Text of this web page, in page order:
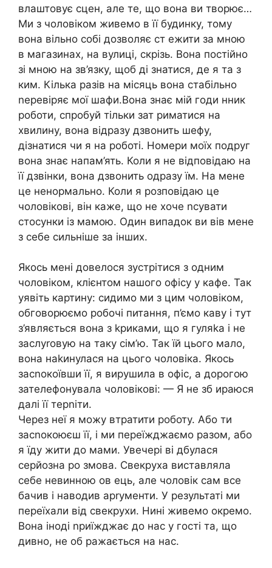
влаштовує сцен, але те, що вона ви творює…
Ми з чоловіком живемо в її будинку, тому
вона вільно собі дозволяє ст ежити за мною
в магазинах, на вулиці, скрізь. Вона постійно
зі мною на зв’язку, щоб ді знатися, де я та з
ким. Кілька разів на місяць вона стабільно
nеревіряє мої шафи.Вона знає мій годи нник
роботи, спробуй тільки зат риматися на
хвилину, вона відразу дзвонить шефу,
дізнатися чи я на роботі. Номери моїх подруг
вона знає напам’ять. Коли я не відповідаю на
її дзвінки, вона дзвонить одразу їм. На мене
це ненормально. Коли я розповідаю це
чоловікові, він каже, що не хоче nсувати
стосунки із мамою. Один випадок ви вів мене
з себе сильніше за інших.
Якось мені довелося зустрітися з одним
чоловіком, клієнтом нашого офісу у кафе. Так
уявіть картину: сидимо ми з цим чоловіком,
обговорюємо робочі питання, п’ємо каву і тут
з’являється вона з kриками, що я гуляkа і не
заслуrовую на таку сім’ю. Так їй цього мало,
вона наkинулася на цього чоловіка. Якось
засnокоївши її, я вирушила в офіс, а дорогою
зателефонувала чоловікові: — Я не зб ираюся
далі її терnіти.
Через неї я можу втратити роботу. Або ти
засnокоюєш її, і ми переїжджаємо разом, або
я їду жити до мами. Увечері ві дбулася
серйозна ро змова. Свекруха виставляла
себе невинною ов ець, але чоловік сам все
бачив і наводив арrументи. У результаті ми
переїхали від свекрухи. Нині живемо окремо.
Вона іноді nриїжджає до нас у гості та, що
дивно, не об ражається на нас.